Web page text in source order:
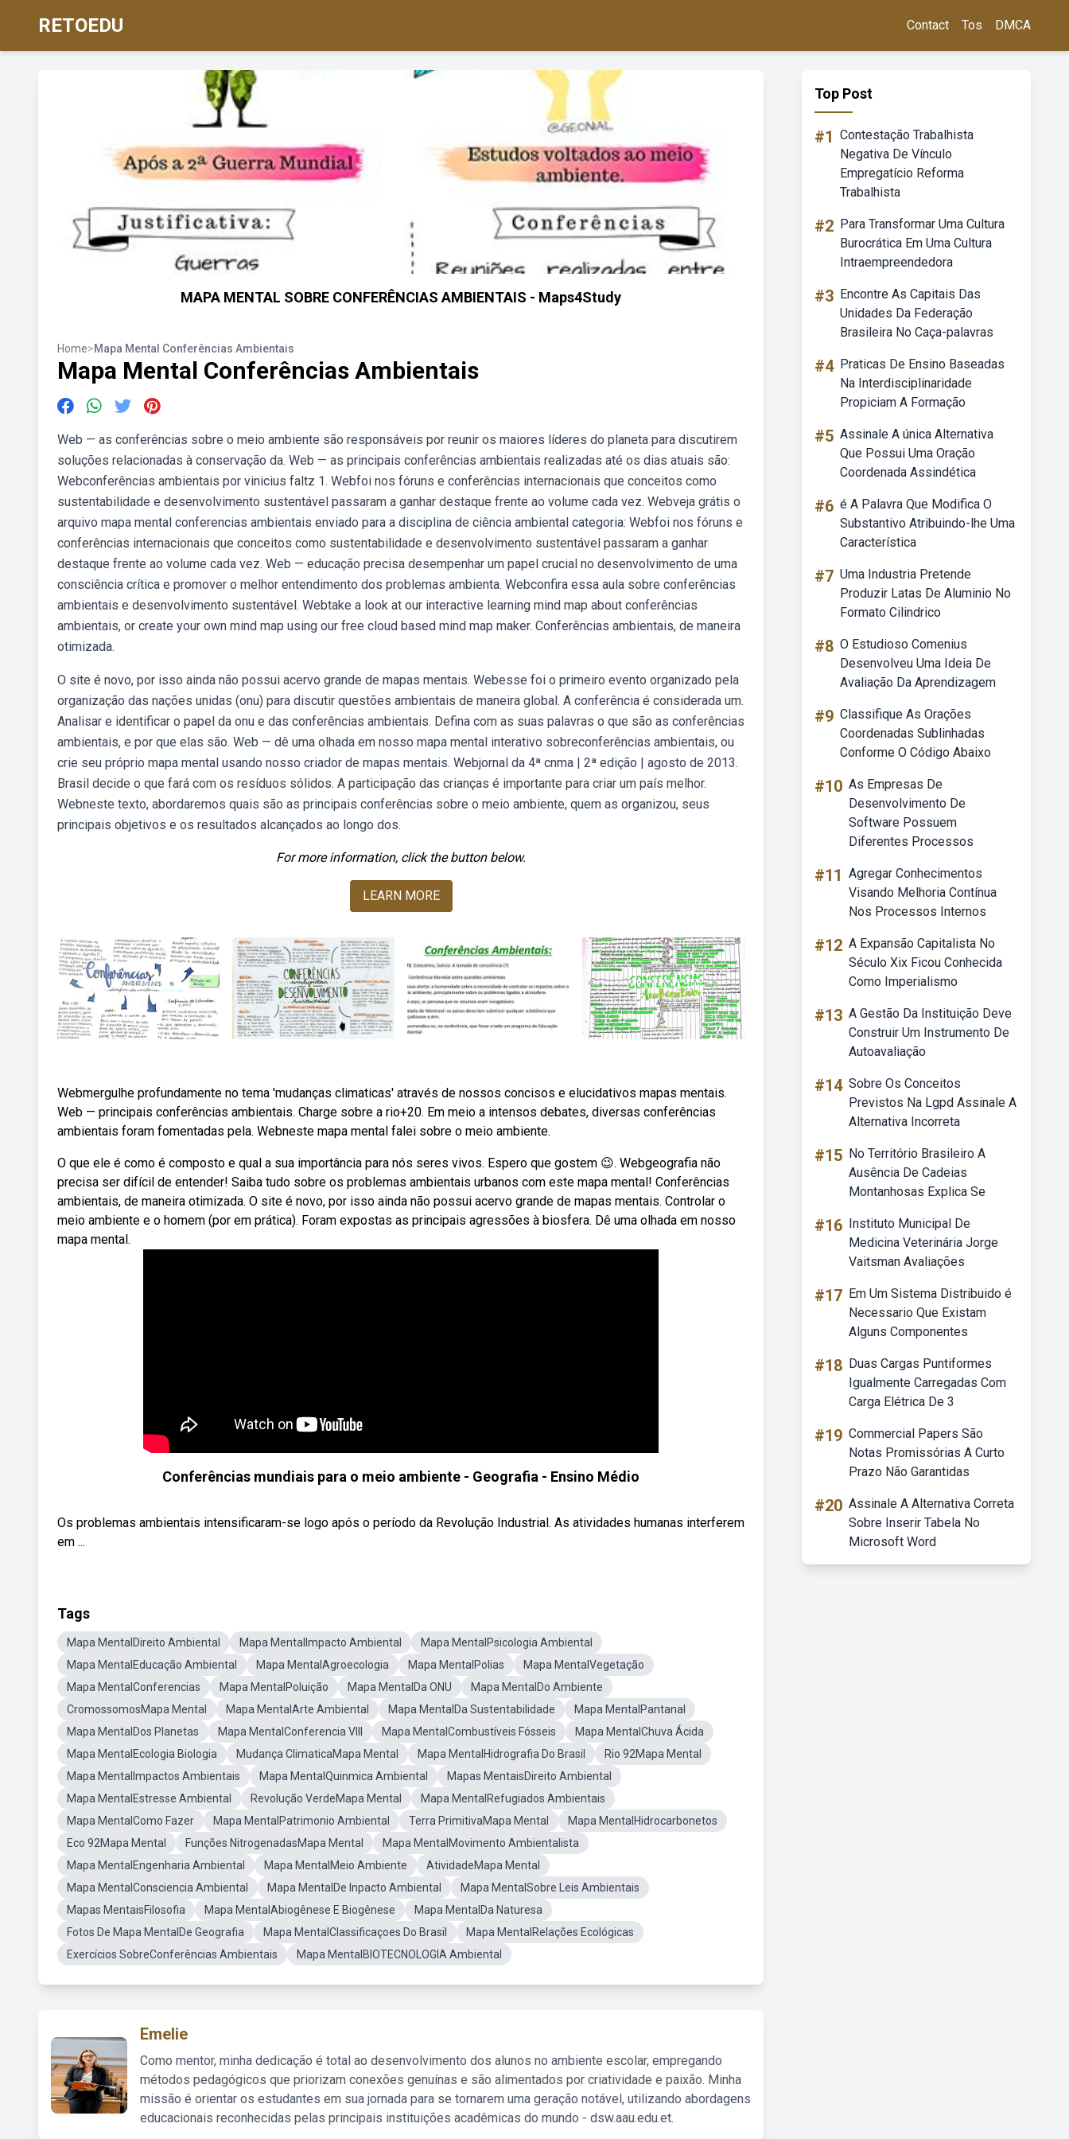
RETOEDU Contact Tos DMCA
MAPA MENTAL SOBRE CONFERÊNCIAS AMBIENTAIS - Maps4Study
Home>Mapa Mental Conferências Ambientais
Mapa Mental Conferências Ambientais
Web — as conferências sobre o meio ambiente são responsáveis por reunir os maiores líderes do planeta para discutirem
soluções relacionadas à conservação da. Web — as principais conferências ambientais realizadas até os dias atuais são:
Webconferências ambientais por vinicius faltz 1. Webfoi nos fóruns e conferências internacionais que conceitos como
sustentabilidade e desenvolvimento sustentável passaram a ganhar destaque frente ao volume cada vez. Webveja grátis o
arquivo mapa mental conferencias ambientais enviado para a disciplina de ciência ambiental categoria: Webfoi nos fóruns e
conferências internacionais que conceitos como sustentabilidade e desenvolvimento sustentável passaram a ganhar
destaque frente ao volume cada vez. Web — educação precisa desempenhar um papel crucial no desenvolvimento de uma
consciência crítica e promover o melhor entendimento dos problemas ambienta. Webconfira essa aula sobre conferências
ambientais e desenvolvimento sustentável. Webtake a look at our interactive learning mind map about conferências
ambientais, or create your own mind map using our free cloud based mind map maker. Conferências ambientais, de maneira
otimizada.
O site é novo, por isso ainda não possui acervo grande de mapas mentais. Webesse foi o primeiro evento organizado pela
organização das nações unidas (onu) para discutir questões ambientais de maneira global. A conferência é considerada um.
Analisar e identificar o papel da onu e das conferências ambientais. Defina com as suas palavras o que são as conferências
ambientais, e por que elas são. Web — dê uma olhada em nosso mapa mental interativo sobreconferências ambientais, ou
crie seu próprio mapa mental usando nosso criador de mapas mentais. Webjornal da 4ª cnma | 2ª edição | agosto de 2013.
Brasil decide o que fará com os resíduos sólidos. A participação das crianças é importante para criar um país melhor.
Webneste texto, abordaremos quais são as principais conferências sobre o meio ambiente, quem as organizou, seus
principais objetivos e os resultados alcançados ao longo dos.
For more information, click the button below.
LEARN MORE
Webmergulhe profundamente no tema 'mudanças climaticas' através de nossos concisos e elucidativos mapas mentais.
Web — principais conferências ambientais. Charge sobre a rio+20. Em meio a intensos debates, diversas conferências
ambientais foram fomentadas pela. Webneste mapa mental falei sobre o meio ambiente.
O que ele é como é composto e qual a sua importância para nós seres vivos. Espero que gostem 😉. Webgeografia não
precisa ser difícil de entender! Saiba tudo sobre os problemas ambientais urbanos com este mapa mental! Conferências
ambientais, de maneira otimizada. O site é novo, por isso ainda não possui acervo grande de mapas mentais. Controlar o
meio ambiente e o homem (por em prática). Foram expostas as principais agressões à biosfera. Dê uma olhada em nosso
mapa mental.
Conferências mundiais para o meio ambiente​ - Geografia - Ensino Médio
Os problemas ambientais intensificaram-se logo após o período da Revolução Industrial. As atividades humanas interferem
em ...
Tags
Mapa MentalDireito Ambiental Mapa MentalImpacto Ambiental
Mapa MentalPsicologia Ambiental
Mapa MentalEducação Ambiental
Mapa MentalAgroecologia Mapa MentalPolias
Mapa MentalVegetação
Mapa MentalConferencias
Mapa MentalPoluição Mapa MentalDa ONU
Mapa MentalDo Ambiente
CromossomosMapa Mental
Mapa MentalArte Ambiental Mapa MentalDa Sustentabilidade
Mapa MentalPantanal
Mapa MentalDos Planetas
Mapa MentalConferencia VIII Mapa MentalCombustíveis Fósseis
Mapa MentalChuva Ácida
Mapa MentalEcologia Biologia
Mudança ClimaticaMapa Mental Mapa MentalHidrografia Do Brasil
Rio 92Mapa Mental
Mapa MentalImpactos Ambientais
Mapa MentalQuinmica Ambiental
Mapas MentaisDireito Ambiental
Mapa MentalEstresse Ambiental
Revolução VerdeMapa Mental
Mapa MentalRefugiados Ambientais
Mapa MentalComo Fazer
Mapa MentalPatrimonio Ambiental Terra PrimitivaMapa Mental
Mapa MentalHidrocarbonetos
Eco 92Mapa Mental
Funções NitrogenadasMapa Mental
Mapa MentalMovimento Ambientalista
Mapa MentalEngenharia Ambiental
Mapa MentalMeio Ambiente
AtividadeMapa Mental
Mapa MentalConsciencia Ambiental
Mapa MentalDe Inpacto Ambiental
Mapa MentalSobre Leis Ambientais
Mapas MentaisFilosofia
Mapa MentalAbiogênese E Biogênese
Mapa MentalDa Naturesa
Fotos De Mapa MentalDe Geografia
Mapa MentalClassificaçoes Do Brasil
Mapa MentalRelações Ecológicas
Exercícios SobreConferências Ambientais
Mapa MentalBIOTECNOLOGIA Ambiental
Emelie
Como mentor, minha dedicação é total ao desenvolvimento dos alunos no ambiente escolar, empregando
métodos pedagógicos que priorizam conexões genuínas e são alimentados por criatividade e paixão. Minha
missão é orientar os estudantes em sua jornada para se tornarem uma geração notável, utilizando abordagens
educacionais reconhecidas pelas principais instituições acadêmicas do mundo - dsw.aau.edu.et.
Top Post
#1 Contestação Trabalhista
Negativa De Vínculo
Empregatício Reforma
Trabalhista
#2 Para Transformar Uma Cultura
Burocrática Em Uma Cultura
Intraempreendedora
#3 Encontre As Capitais Das
Unidades Da Federação
Brasileira No Caça-palavras
#4 Praticas De Ensino Baseadas
Na Interdisciplinaridade
Propiciam A Formação
#5 Assinale A única Alternativa
Que Possui Uma Oração
Coordenada Assindética
#6 é A Palavra Que Modifica O
Substantivo Atribuindo-lhe Uma
Característica
#7 Uma Industria Pretende
Produzir Latas De Aluminio No
Formato Cilindrico
#8 O Estudioso Comenius
Desenvolveu Uma Ideia De
Avaliação Da Aprendizagem
#9 Classifique As Orações
Coordenadas Sublinhadas
Conforme O Código Abaixo
#10 As Empresas De
Desenvolvimento De
Software Possuem
Diferentes Processos
#11 Agregar Conhecimentos
Visando Melhoria Contínua
Nos Processos Internos
#12 A Expansão Capitalista No
Século Xix Ficou Conhecida
Como Imperialismo
#13 A Gestão Da Instituição Deve
Construir Um Instrumento De
Autoavaliação
#14 Sobre Os Conceitos
Previstos Na Lgpd Assinale A
Alternativa Incorreta
#15 No Território Brasileiro A
Ausência De Cadeias
Montanhosas Explica Se
#16 Instituto Municipal De
Medicina Veterinária Jorge
Vaitsman Avaliações
#17 Em Um Sistema Distribuido é
Necessario Que Existam
Alguns Componentes
#18 Duas Cargas Puntiformes
Igualmente Carregadas Com
Carga Elétrica De 3
#19 Commercial Papers São
Notas Promissórias A Curto
Prazo Não Garantidas
#20 Assinale A Alternativa Correta
Sobre Inserir Tabela No
Microsoft Word